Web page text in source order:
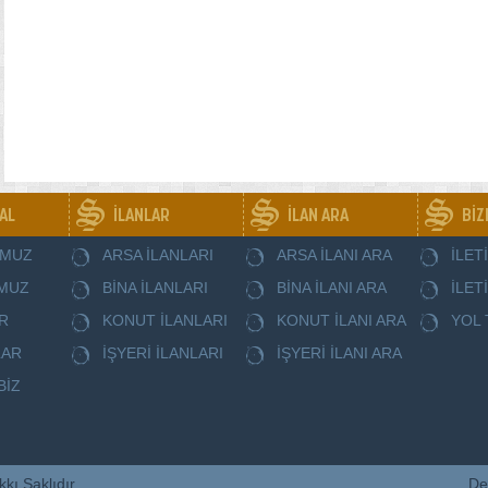
İLANLAR İLAN ARA
ARSA İLANLARI
BİNA İLANLARI
KONUT İLANLARI
İŞYERİ İLANLARI
ARSA İLANI ARA
BİNA İLANI ARA
KONUT İLANI ARA
İŞYERİ İLANI ARA
YOL
Saklıdır.